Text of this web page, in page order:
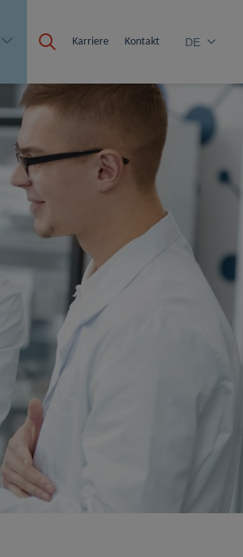
Karriere Kontakt DE